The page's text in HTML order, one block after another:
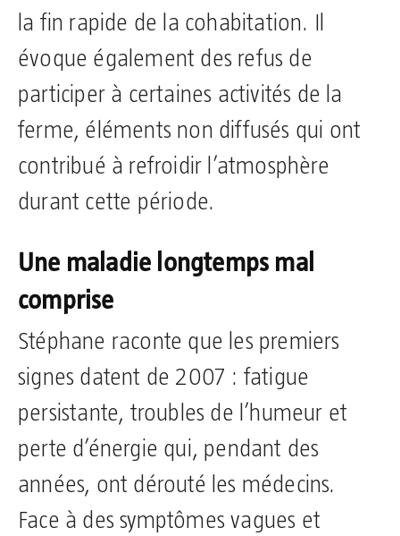
la fin rapide de la cohabitation. Il
évoque également des refus de
participer à certaines activités de la
ferme, éléments non diffusés qui ont
contribué à refroidir l’atmosphère
durant cette période.
Une maladie longtemps mal
comprise
Stéphane raconte que les premiers
signes datent de 2007 : fatigue
persistante, troubles de l’humeur et
perte d’énergie qui, pendant des
années, ont dérouté les médecins.
Face à des symptômes vagues et